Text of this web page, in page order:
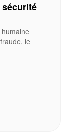
sécurité
le